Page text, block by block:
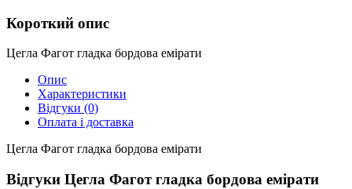
Короткий опис
Цегла Фагот гладка бордова емірати
Опис
Характеристики
Відгуки (0)
Оплата і доставка
Цегла Фагот гладка бордова емірати
Відгуки Цегла Фагот гладка бордова емірати